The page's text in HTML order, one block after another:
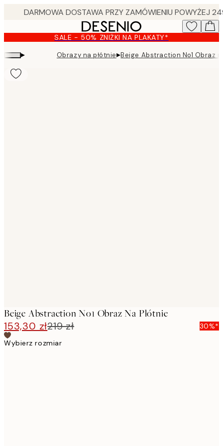
content.
SALE - 50% ZNIŻKI NA PLAKATY*
▸ Obrazy na płótnie▸Beige Abstraction No1 Obraz
Beige Abstraction No1 Obraz Na Płótnie
153,30 zł219 zł
30%*
Wybierz rozmiar